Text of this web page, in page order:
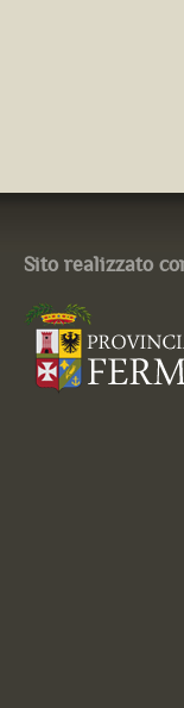
Sito realizzato